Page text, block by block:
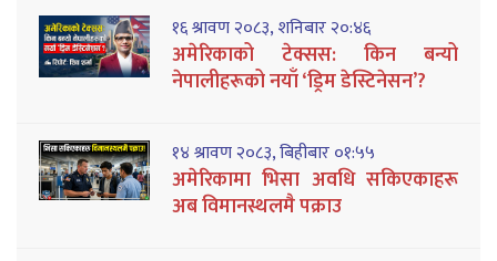
१६ श्रावण २०८३, शनिबार २०:४६
अमेरिकाको टेक्सस: किन बन्यो
नेपालीहरूको नयाँ ‘ड्रिम डेस्टिनेसन’?
१४ श्रावण २०८३, बिहीबार ०१:५५
अमेरिकामा भिसा अवधि सकिएकाहरू
अब विमानस्थलमै पक्राउ